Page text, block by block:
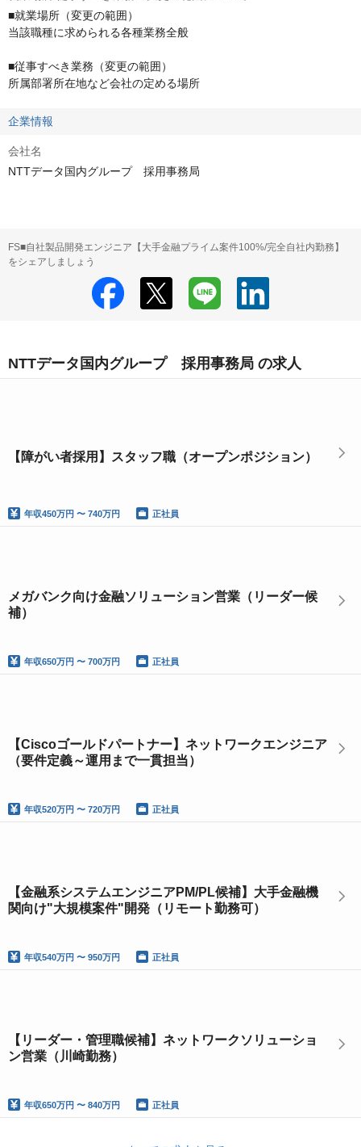
■就業場所（変更の範囲）
当該職種に求められる各種業務全般
■従事すべき業務（変更の範囲）
所属部署所在地など会社の定める場所
企業情報
会社名
NTTデータ国内グループ 採用事務局
FS■自社製品開発エンジニア【大手金融プライム案件100%/完全自社内勤務】
をシェアしましょう
NTTデータ国内グループ 採用事務局 の求人
【障がい者採用】スタッフ職（オープンポジション）
年収450万円 〜 740万円 正社員
メガバンク向け金融ソリューション営業（リーダー候
補）
年収650万円 〜 700万円 正社員
【Ciscoゴールドパートナー】ネットワークエンジニア
（要件定義～運用まで一貫担当）
年収520万円 〜 720万円 正社員
【金融系システムエンジニアPM/PL候補】大手金融機
関向け"大規模案件"開発（リモート勤務可）
年収540万円 〜 950万円 正社員
【リーダー・管理職候補】ネットワークソリューショ
ン営業（川崎勤務）
年収650万円 〜 840万円 正社員